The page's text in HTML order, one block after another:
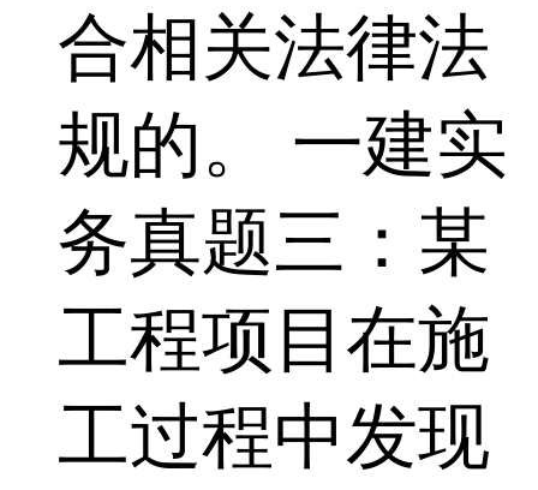
合相关法律法
规的。 一建实
务真题三：某
工程项目在施
工过程中发现